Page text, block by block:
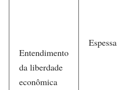
Entendimento
da liberdade
econômica
Espessa